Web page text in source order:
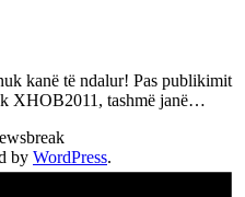
kanë të ndalur! Pas publikimit
XHOB2011, tashmë janë…
by WordPress.